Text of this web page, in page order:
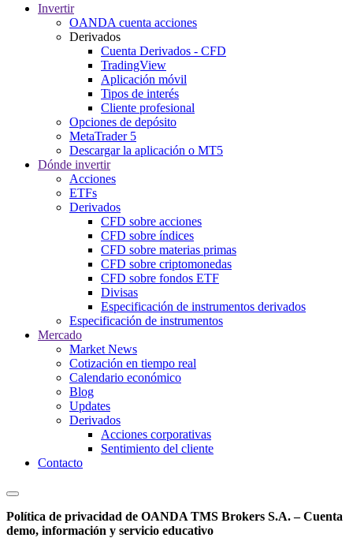
Invertir
OANDA cuenta acciones
Derivados
Cuenta Derivados - CFD
TradingView
Aplicación móvil
Tipos de interés
Cliente profesional
Opciones de depósito
MetaTrader 5
Descargar la aplicación o MT5
Dónde invertir
Acciones
ETFs
Derivados
CFD sobre acciones
CFD sobre índices
CFD sobre materias primas
CFD sobre criptomonedas
CFD sobre fondos ETF
Divisas
Especificación de instrumentos derivados
Especificación de instrumentos
Mercado
Market News
Cotización en tiempo real
Calendario económico
Blog
Updates
Derivados
Acciones corporativas
Sentimiento del cliente
Contacto
Política de privacidad de OANDA TMS Brokers S.A. – Cuenta
demo, información y servicio educativo